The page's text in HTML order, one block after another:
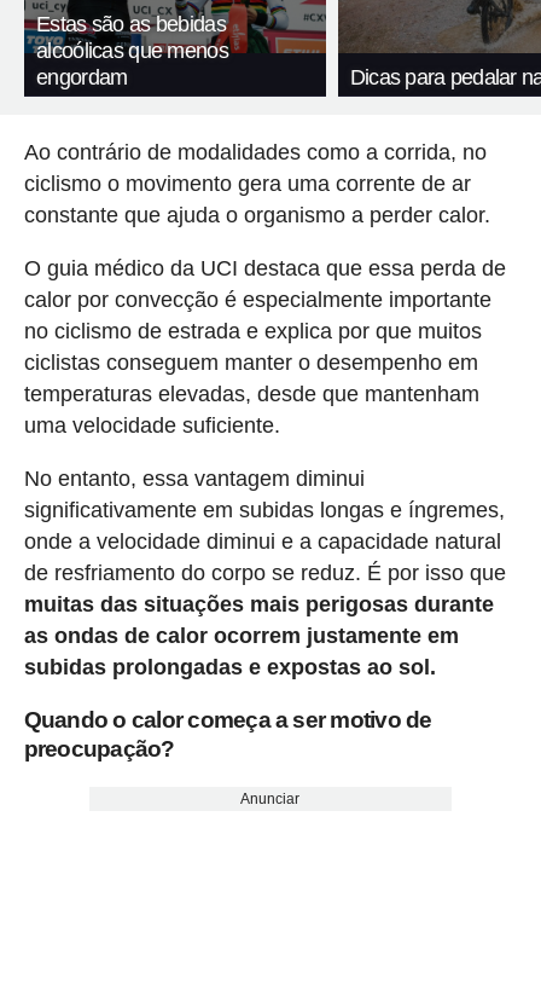
Estas são as bebidas
alcoólicas que menos
engordam
Dicas para pedalar
Ao contrário de modalidades como a corrida, no
ciclismo o movimento gera uma corrente de ar
constante que ajuda o organismo a perder calor.
O guia médico da UCI destaca que essa perda de
calor por convecção é especialmente importante
no ciclismo de estrada e explica por que muitos
ciclistas conseguem manter o desempenho em
temperaturas elevadas, desde que mantenham
uma velocidade suficiente.
No entanto, essa vantagem diminui
significativamente em subidas longas e íngremes,
onde a velocidade diminui e a capacidade natural
de resfriamento do corpo se reduz. É por isso que
muitas das situações mais perigosas durante
as ondas de calor ocorrem justamente em
subidas prolongadas e expostas ao sol.
Quando o calor começa a ser motivo de
preocupação?
Anunciar